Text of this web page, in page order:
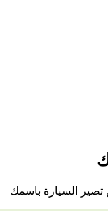
السيارة باسمك